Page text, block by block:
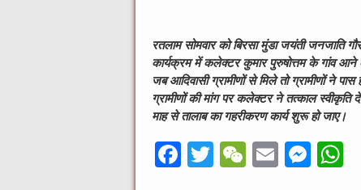
रतलाम सोमवार को बिरसा मुंडा जयंती जनजाति
कार्यक्रम में कलेक्टर कुमार पुरुषोत्तम के गांव आने
जब आदिवासी ग्रामीणों से मिले तो ग्रामीणों ने
ग्रामीणों की मांग पर कलेक्टर ने तत्काल स्वीकृति
माह से तालाब का गहरीकरण कार्य शुरू हो जाए।
F
T
W
E
M